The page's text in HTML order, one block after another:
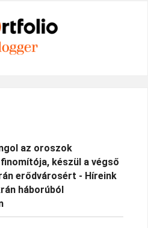
az oroszok
készül a végső
erődvárosért - Híreink
háborúból